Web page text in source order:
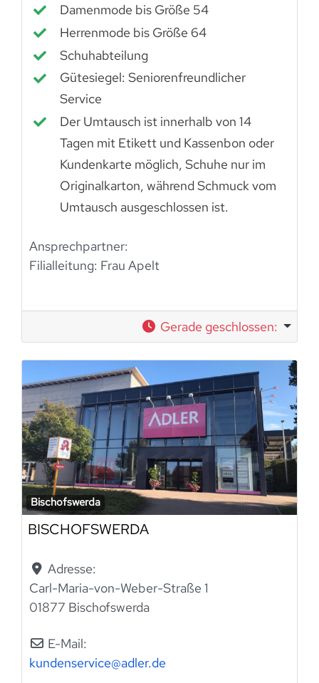
Damenmode bis Größe 54
Herrenmode bis Größe 64
Schuhabteilung
Gütesiegel: Seniorenfreundlicher
Service
Der Umtausch ist innerhalb von 14
Tagen mit Etikett und Kassenbon oder
Kundenkarte möglich, Schuhe nur im
Originalkarton, während Schmuck vom
Umtausch ausgeschlossen ist.
Ansprechpartner:
Filialleitung: Frau Apelt
Gerade geschlossen:
Bischofswerda
BISCHOFSWERDA
Adresse:
Carl-Maria-von-Weber-Straße 1
01877 Bischofswerda
E-Mail:
kundenservice@adler.de